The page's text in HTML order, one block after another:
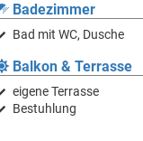
Badezimmer
Bad mit WC, Dusche
Balkon & Terrasse
eigene Terrasse
Bestuhlung